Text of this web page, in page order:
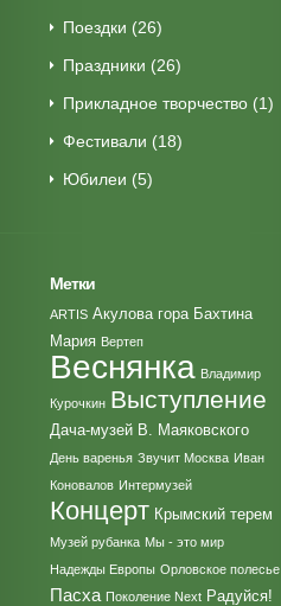
Поездки (26)
Праздники (26)
Прикладное творчество (1)
Фестивали (18)
Юбилеи (5)
Метки
ARTIS Акулова гора Бахтина
Мария Вертеп
Веснянка Владимир
Курочкин Выступление
Дача-музей В. Маяковского
День варенья Звучит Москва Иван
Коновалов Интермузей
Концерт Крымский терем
Музей рубанка Мы - это мир
Надежды Европы Орловское полесье
Пасха Поколение Next Радуйся!